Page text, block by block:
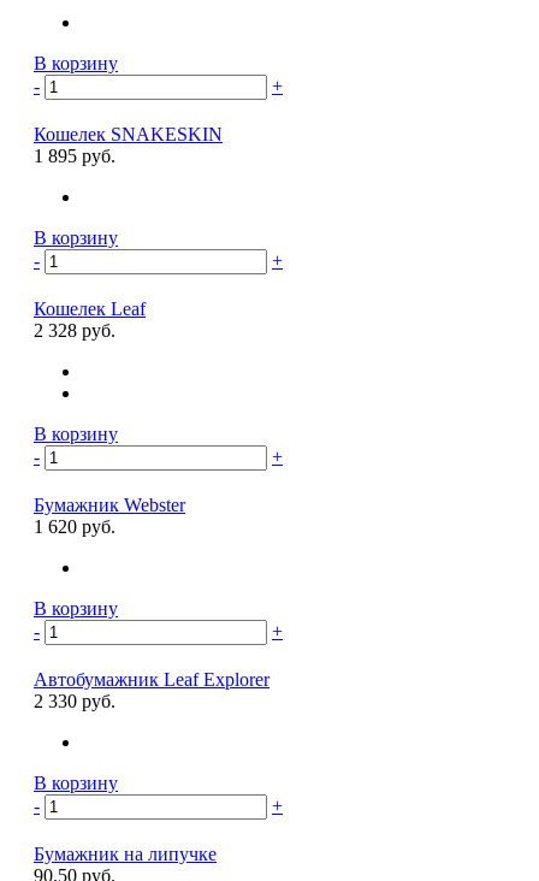
В корзину
-
+
Кошелек SNAKESKIN
1 895 руб.
В корзину
-
+
Кошелек Leaf
2 328 руб.
В корзину
-
+
Бумажник Webster
1 620 руб.
В корзину
-
+
Автобумажник Leaf Explorer
2 330 руб.
В корзину
-
+
Бумажник на липучке
90.50 руб.